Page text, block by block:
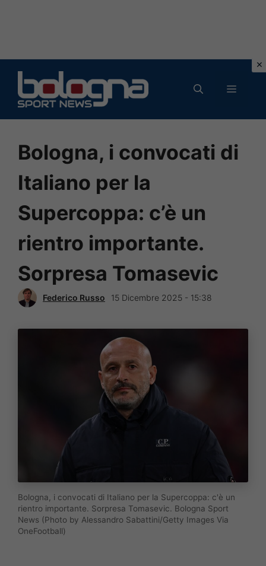
contenuto
MENU
Bologna, i convocati di
Italiano per la
Supercoppa: c’è un
rientro importante.
Sorpresa Tomasevic
Federico Russo 15 Dicembre 2025 - 15:38
Bologna, i convocati di Italiano per la Supercoppa: c'è un
rientro importante. Sorpresa Tomasevic. Bologna Sport
News (Photo by Alessandro Sabattini/Getty Images Via
OneFootball)